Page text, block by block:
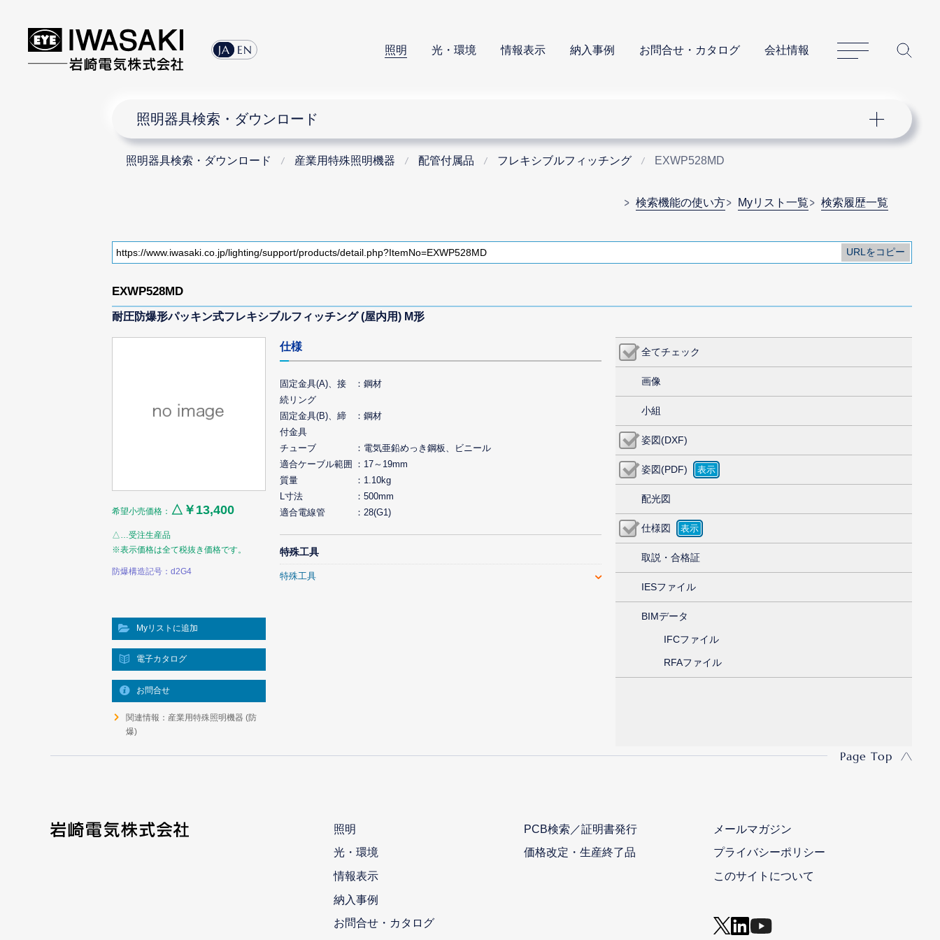
JA EN 照明 光・環境 情報表示 納入事例 お問合せ・カタログ 会社情報
サイトマップ
照明器具検索・ダウンロード
照明器具検索・ダウンロード 産業用特殊照明機器 配管付属品 フレキシブルフィッチング EXWP528MD
検索機能の使い方 Myリスト一覧 検索履歴一覧
EXWP528MD
耐圧防爆形パッキン式フレキシブルフィッチング (屋内用) M形
希望小売価格： △￥13,400
△…受注生産品
※表示価格は全て税抜き価格です。
防爆構造記号：d2G4
Myリストに追加
電子カタログ
お問合せ
関連情報：産業用特殊照明機器 (防
爆)
全てチェック
画像
小組
姿図(DXF)
姿図(PDF)
配光図
仕様図
取説・合格証
IESファイル
BIMデータ
IFCファイル
RFAファイル
仕様
固定金具(A)、接
続リング
鋼材
固定金具(B)、締
付金具
鋼材
チューブ
電気亜鉛めっき鋼板、ビニール
適合ケーブル範囲
17～19mm
質量
1.10kg
L寸法
500mm
適合電線管
28(G1)
特殊工具
特殊工具
Page Top
照明
光・環境
情報表示
納入事例
お問合せ・カタログ
PCB検索／証明書発行
価格改定・生産終了品
メールマガジン
プライバシーポリシー
このサイトについて